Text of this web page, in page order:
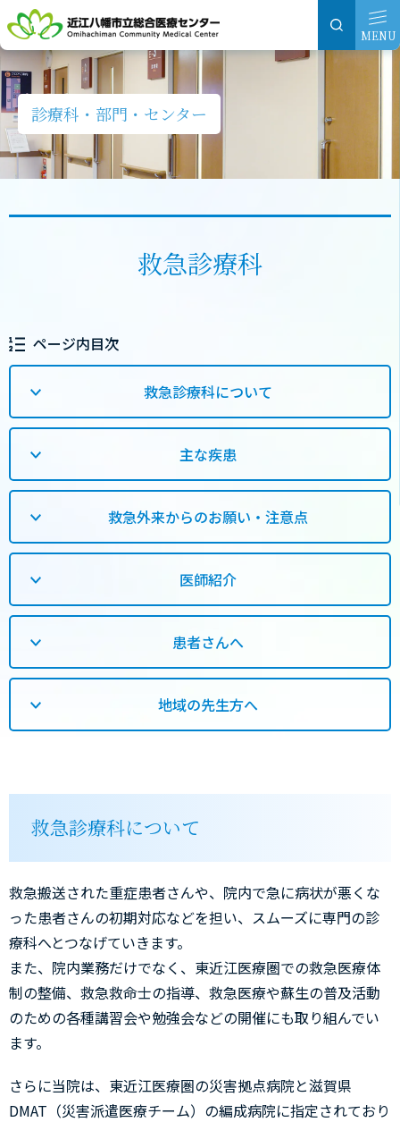
ロ
ー
バ
ル
ナ
ビ
ー
文
へ
ー
カ
ル
ナ
ビ
ゲ
シ
ッ
タ
ー
へ
MENU
診療科・部門・センター
救急診療科
ページ内目次
救急診療科について
主な疾患
救急外来からのお願い・注意点
医師紹介
患者さんへ
地域の先生方へ
救急診療科について
救急搬送された重症患者さんや、院内で急に病状が悪くな
った患者さんの初期対応などを担い、スムーズに専門の診
療科へとつなげていきます。
また、院内業務だけでなく、東近江医療圏での救急医療体
制の整備、救急救命士の指導、救急医療や蘇生の普及活動
のための各種講習会や勉強会などの開催にも取り組んでい
ます。
さらに当院は、東近江医療圏の災害拠点病院と滋賀県
DMAT（災害派遣医療チーム）の編成病院に指定されており